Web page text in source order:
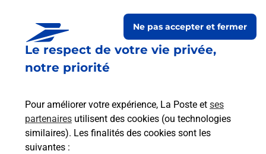
Le respect de votre vie privée,
notre priorité
Pour améliorer votre expérience, La Poste et ses
partenaires utilisent des cookies (ou technologies
similaires). Les finalités des cookies sont les
suivantes :
Ne pas accepter et fermer
Questions fréquemment
posées
La téléassistance classique avec
médaillon d’alarme qu’est ce que
c’est ?